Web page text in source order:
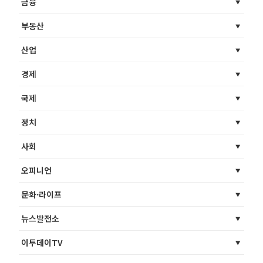
부동산
산업
경제
국제
정치
사회
오피니언
문화·라이프
뉴스발전소
이투데이TV